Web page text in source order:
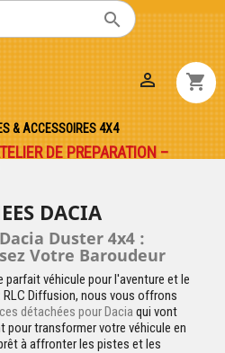

shopping_cart

& ACCESSOIRES 4X4
DE PREPARATION –
DACIA
Duster 4x4 :
Votre Baroudeur
parfait véhicule pour l'aventure et le
Diffusion, nous vous offrons
détachées pour Dacia qui vont
pour transformer votre véhicule en
à affronter les pistes et les